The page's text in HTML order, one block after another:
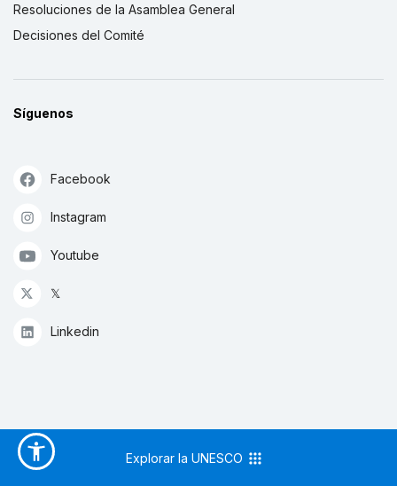
Resoluciones de la Asamblea General
Decisiones del Comité
Síguenos
Facebook
Instagram
Youtube
𝕏
Linkedin
Explorar la UNESCO